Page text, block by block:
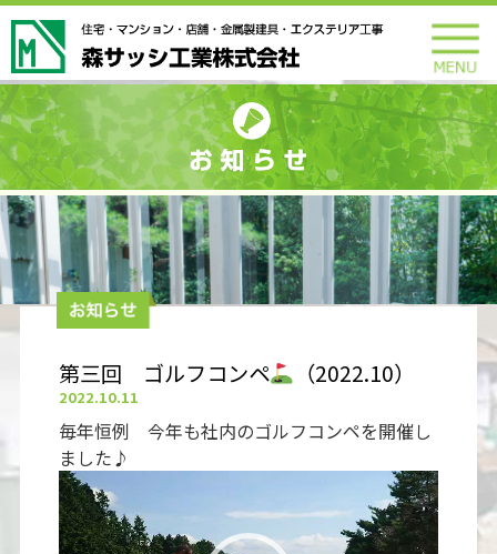
第三回 ゴルフコンペ （2022.10）
2022.10.11
毎年恒例 今年も社内のゴルフコンペを開催し
ました♪
プ
レ
ー
ヤ